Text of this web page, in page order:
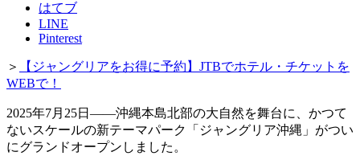
はてブ
LINE
Pinterest
＞
【ジャングリアをお得に予約】JTBでホテル・チケットを
WEBで！
2025年7月25日――沖縄本島北部の大自然を舞台に、かつて
ないスケールの新テーマパーク「ジャングリア沖縄」がつい
にグランドオープンしました。